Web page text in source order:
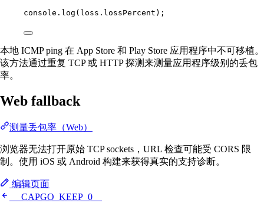
console. log (loss.lossPercent);
本地 ICMP ping 在 App Store 和 Play Store 应用程序中不可移植。
该方法通过重复 TCP 或 HTTP 探测来测量应用程序级别的丢包
率。
Web fallback
测量丢包率（Web）
浏览器无法打开原始 TCP sockets，URL 检查可能受 CORS 限
制。使用 iOS 或 Android 构建来获得真实的支持诊断。
编辑页面
__CAPGO_KEEP_0__